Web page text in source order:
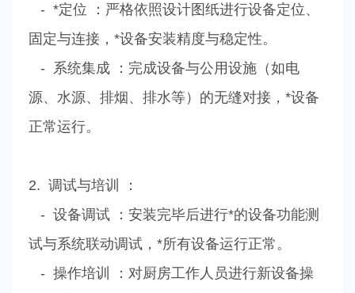
- *定位 ：严格依照设计图纸进行设备定位、
固定与连接，*设备安装精度与稳定性。
- 系统集成 ：完成设备与公用设施（如电
源、水源、排烟、排水等）的无缝对接，*设备
正常运行。
2. 调试与培训 ：
- 设备调试 ：安装完毕后进行*的设备功能测
试与系统联动调试，*所有设备运行正常。
- 操作培训 ：对厨房工作人员进行新设备操